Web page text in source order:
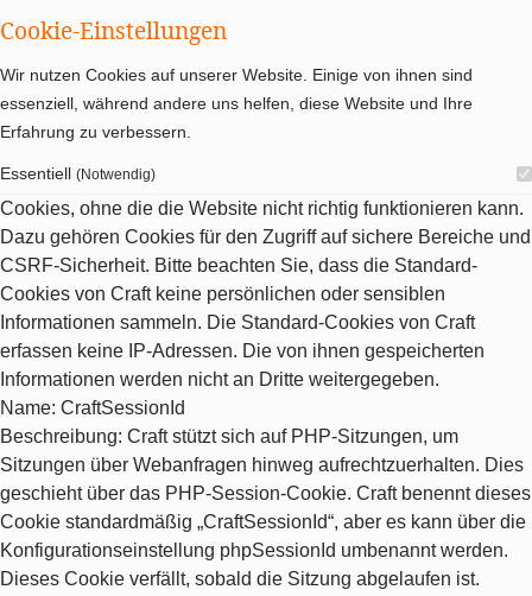
Cookie-Einstellungen
Wir nutzen Cookies auf unserer Website. Einige von ihnen sind
essenziell, während andere uns helfen, diese Website und Ihre
Erfahrung zu verbessern.
Essentiell (Notwendig)
Cookies, ohne die die Website nicht richtig funktionieren kann.
Dazu gehören Cookies für den Zugriff auf sichere Bereiche und
CSRF-Sicherheit. Bitte beachten Sie, dass die Standard-
Cookies von Craft keine persönlichen oder sensiblen
Informationen sammeln. Die Standard-Cookies von Craft
erfassen keine IP-Adressen. Die von ihnen gespeicherten
Informationen werden nicht an Dritte weitergegeben.
Name: CraftSessionId
Beschreibung: Craft stützt sich auf PHP-Sitzungen, um
Sitzungen über Webanfragen hinweg aufrechtzuerhalten. Dies
geschieht über das PHP-Session-Cookie. Craft benennt dieses
Cookie standardmäßig „CraftSessionId“, aber es kann über die
Konfigurationseinstellung phpSessionId umbenannt werden.
Dieses Cookie verfällt, sobald die Sitzung abgelaufen ist.